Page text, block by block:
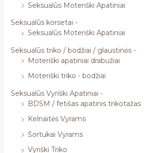
Seksualūs Moteriški Apatiniai
Seksualūs korsetai -
Seksualūs Moteriški Apatiniai
Seksualūs triko / bodžiai / glaustinės -
Moteriški apatiniai drabužiai
Moteriški triko - bodžiai
Seksualūs Vyriški Apatiniai -
BDSM / fetišas apatinis trikotažas
Kelnaitės Vyrams
Šortukai Vyrams
Vyriški Triko